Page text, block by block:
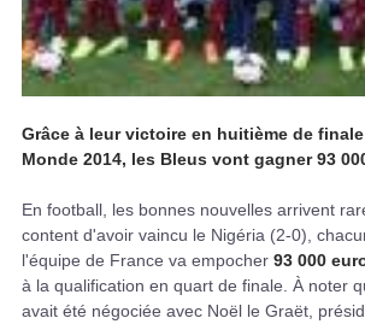
Grâce à leur victoire en huitième de
Monde 2014, les Bleus vont gagner 93
En football, les bonnes nouvelles arrivent
content d'avoir vaincu le Nigéria (2-0),
l'équipe de France va empocher 93 000
à la qualification en quart de finale. À noter
avait été négociée avec Noël le Graët,